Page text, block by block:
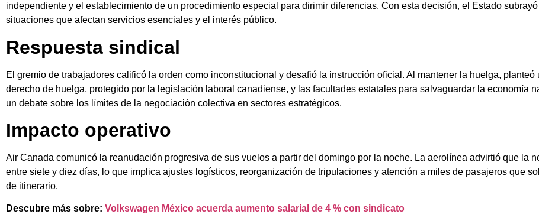
independiente y el establecimiento de un procedimiento especial para dirimir diferencias. Con esta decisión, el Estado
situaciones que afectan servicios esenciales y el interés público.
Respuesta sindical
El gremio de trabajadores calificó la orden como inconstitucional y desafió la instrucción oficial. Al mantener la huelga, planteó
derecho de huelga, protegido por la legislación laboral canadiense, y las facultades estatales para salvaguardar la economía
un debate sobre los límites de la negociación colectiva en sectores estratégicos.
Impacto operativo
Air Canada comunicó la reanudación progresiva de sus vuelos a partir del domingo por la noche. La aerolínea advirtió que la
entre siete y diez días, lo que implica ajustes logísticos, reorganización de tripulaciones y atención a miles de pasajeros que
de itinerario.
Descubre más sobre: Volkswagen México acuerda aumento salarial de 4 % con sindicato